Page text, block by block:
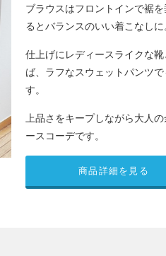
ブラウスはフロントインで裾
るとバランスのいい着こなしに
仕上げにレディースライクな
ば、ラフなスウェットパンツ
す。
上品さをキープしながら大人
ースコーデです。
商品詳細を見る